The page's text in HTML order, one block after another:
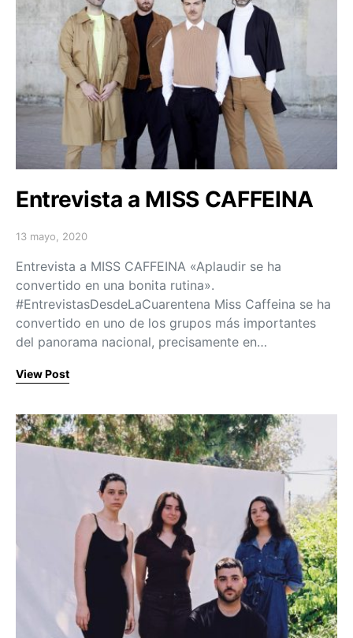
Entrevista a MISS CAFFEINA
Posted on
13 mayo, 2020
Entrevista a MISS CAFFEINA «Aplaudir se ha
convertido en una bonita rutina».
#EntrevistasDesdeLaCuarentena Miss Caffeina se ha
convertido en uno de los grupos más importantes
del panorama nacional, precisamente en…
View Post